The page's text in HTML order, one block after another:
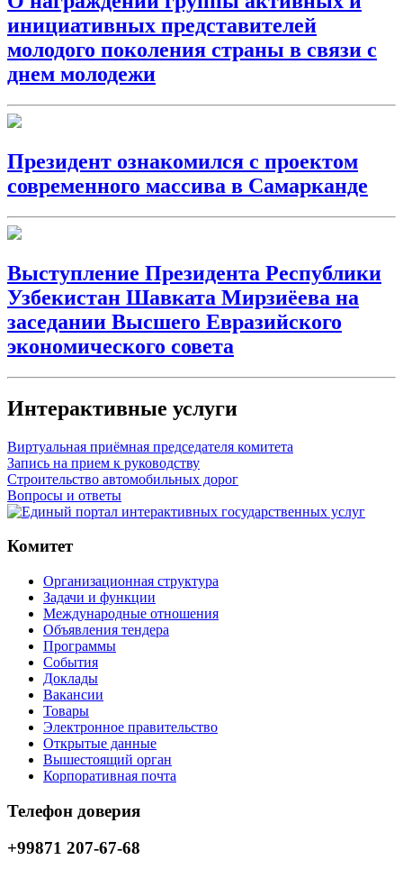
инициативных представителей
молодого поколения страны в связи с
днем молодежи
Президент ознакомился с проектом
современного массива в Самарканде
Выступление Президента Республики
Узбекистан Шавката Мирзиёева на
заседании Высшего Евразийского
экономического совета
Интерактивные услуги
Виртуальная приёмная председателя комитета
Запись на прием к руководству
Строительство автомобильных дорог
Вопросы и ответы
Комитет
Организационная структура
Задачи и функции
Международные отношения
Объявления тендера
Программы
Cобытия
Доклады
Вакансии
Товары
Электронное правительство
Открытые данные
Вышестоящий орган
Корпоративная почта
Телефон доверия
+99871 207-67-68